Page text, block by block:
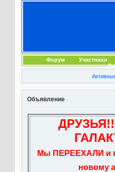
Форум Участники
Объявление
Мы ПЕРЕЕХАЛИ и
новому